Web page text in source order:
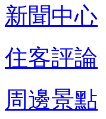
新聞中心
住客評論
周邊景點